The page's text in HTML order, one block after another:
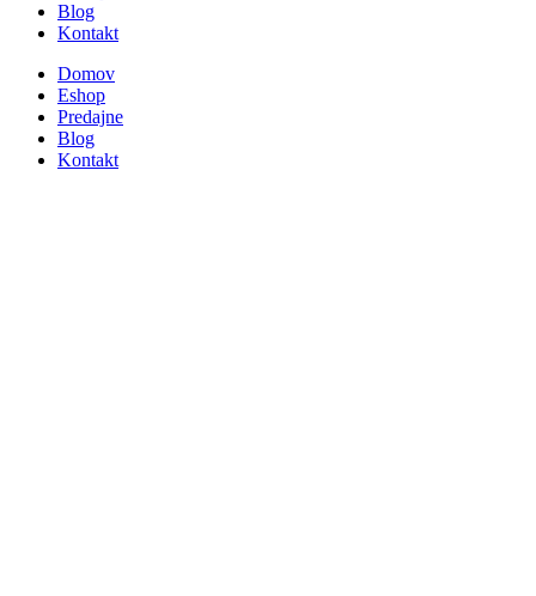
Blog
Kontakt
Domov
Eshop
Predajne
Blog
Kontakt